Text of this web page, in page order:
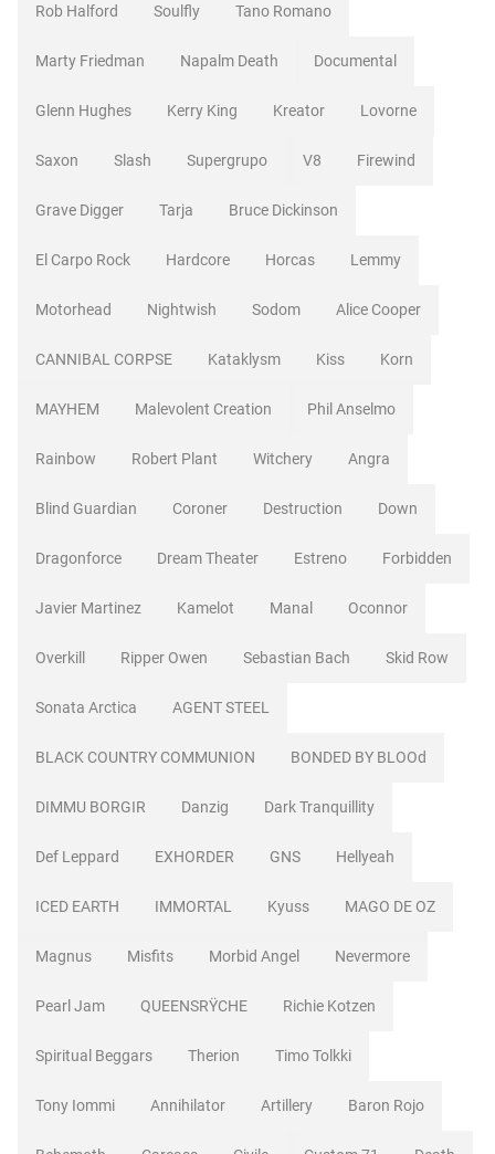
Rob Halford Soulfly Tano Romano
Marty Friedman Napalm Death Documental
Glenn Hughes Kerry King Kreator Lovorne
Saxon Slash Supergrupo V8 Firewind
Grave Digger Tarja Bruce Dickinson
El Carpo Rock Hardcore Horcas Lemmy
Motorhead Nightwish Sodom Alice Cooper
CANNIBAL CORPSE Kataklysm Kiss Korn
MAYHEM Malevolent Creation Phil Anselmo
Rainbow Robert Plant Witchery Angra
Blind Guardian Coroner Destruction Down
Dragonforce Dream Theater Estreno Forbidden
Javier Martinez Kamelot Manal Oconnor
Overkill Ripper Owen Sebastian Bach Skid Row
Sonata Arctica AGENT STEEL
BLACK COUNTRY COMMUNION BONDED BY BLOOd
DIMMU BORGIR Danzig Dark Tranquillity
Def Leppard EXHORDER GNS Hellyeah
ICED EARTH IMMORTAL Kyuss MAGO DE OZ
Magnus Misfits Morbid Angel Nevermore
Pearl Jam QUEENSRŸCHE Richie Kotzen
Spiritual Beggars Therion Timo Tolkki
Tony Iommi Annihilator Artillery Baron Rojo